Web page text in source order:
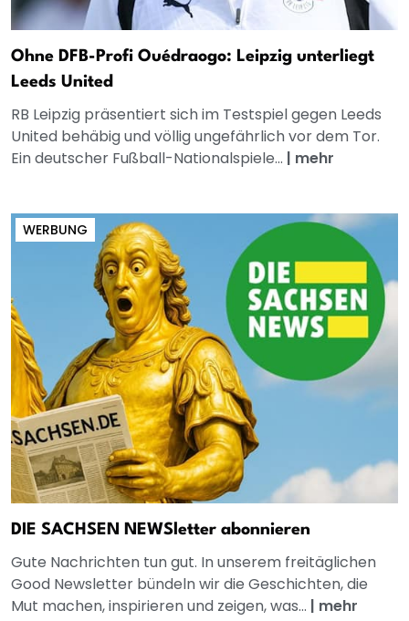
Ohne DFB-Profi Ouédraogo: Leipzig unterliegt
Leeds United
RB Leipzig präsentiert sich im Testspiel gegen Leeds
United behäbig und völlig ungefährlich vor dem Tor.
Ein deutscher Fußball-Nationalspiele... | mehr
WERBUNG
DIE SACHSEN NEWSletter abonnieren
Gute Nachrichten tun gut. In unserem freitäglichen
Good Newsletter bündeln wir die Geschichten, die
Mut machen, inspirieren und zeigen, was... | mehr